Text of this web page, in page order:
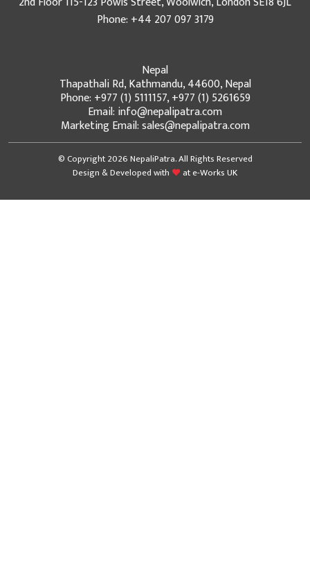
Phone: +44 207 097 3179
Nepal
Thapathali Rd, Kathmandu, 44600, Nepal
Phone: +977 (1) 5111157, +977 (1) 5261659
Email: info@nepalipatra.com
Marketing Email: sales@nepalipatra.com
© Copyright 2026 NepaliPatra. All Rights Reserved
Design & Developed with
ate-Works UK